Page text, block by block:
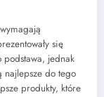
się
podstawa, jednak
najlepsze do tego
produkty, które